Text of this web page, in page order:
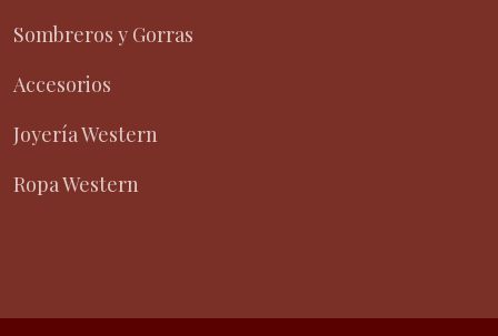
Sombreros y Gorras
Accesorios
Joyería Western
Ropa Western